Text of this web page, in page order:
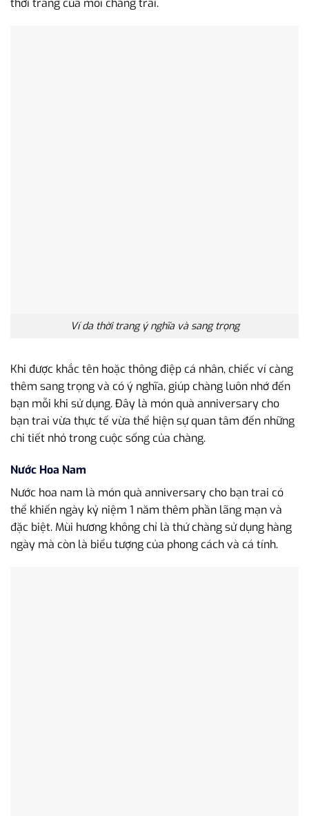
Ví da thời trang ý nghĩa và sang trọng
Khi được khắc tên hoặc thông điệp cá nhân, chiếc ví càng
thêm sang trọng và có ý nghĩa, giúp chàng luôn nhớ đến
bạn mỗi khi sử dụng. Đây là món quà anniversary cho
bạn trai vừa thực tế vừa thể hiện sự quan tâm đến những
chi tiết nhỏ trong cuộc sống của chàng.
Nước Hoa Nam
Nước hoa nam là món quà anniversary cho bạn trai có
thể khiến ngày kỷ niệm 1 năm thêm phần lãng mạn và
đặc biệt. Mùi hương không chỉ là thứ chàng sử dụng hàng
ngày mà còn là biểu tượng của phong cách và cá tính.